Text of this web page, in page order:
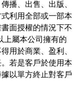
播、出售、出版、
利用全部或一部本
面授權的情況下不
上屬本公司擁有的
用於商業、盈利、
若是客戶於使用本
以單方終止對客戶